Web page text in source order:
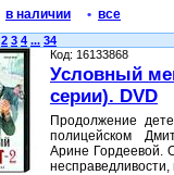
в наличии • все
2 3 4 ... 34
Код: 16133868
Условный
серии). DVD
Продолжение
полицейском
Арине Гордеевой.